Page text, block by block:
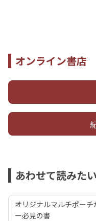
オンライン書店
あわせて読みた
オリジナルマルチポー
ー必見の書